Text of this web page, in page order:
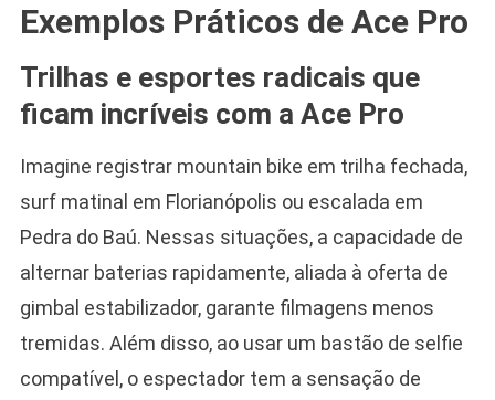
Exemplos Práticos de Ace Pro
Trilhas e esportes radicais que
ficam incríveis com a Ace Pro
Imagine registrar mountain bike em trilha fechada,
surf matinal em Florianópolis ou escalada em
Pedra do Baú. Nessas situações, a capacidade de
alternar baterias rapidamente, aliada à oferta de
gimbal estabilizador, garante filmagens menos
tremidas. Além disso, ao usar um bastão de selfie
compatível, o espectador tem a sensação de